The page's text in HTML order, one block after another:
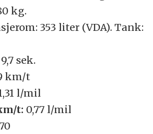
kg.
353 liter (VDA). Tank:
9,7 sek.
km/t
l/mil
t: 0,77 l/mil